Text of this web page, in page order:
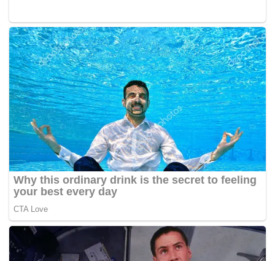
Sehubungan itu, Abdul Wahid berharap kerajaan pusat
dan kerajaan negeri dapat mencari penyelesaian jangka
panjang terhadap permasalahan ini supaya tidak
menambah lebih banyak masalah lain pada masa akan
datang.
Ini termasuklah menguar-uarkan dan melaksanakan
segera prosedur operasi standard (SOP) perlombongan
yang turut melibatkan cara pengangkutan bauksit, yang
setakat ini masih tidak dimaklumkan kepada operator
terlibat.
“Jika mahu diwujudkan SOP, kami ada cadangan. Pejabat
Tanah dan Galian (PTG) juga ada SOP. Saya percaya
kerajaan negeri juga ada cadangan SOP tersendiri.